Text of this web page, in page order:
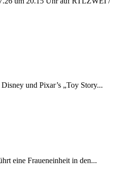
und Pixar’s „Toy Story...
eine Fraueneinheit in den...